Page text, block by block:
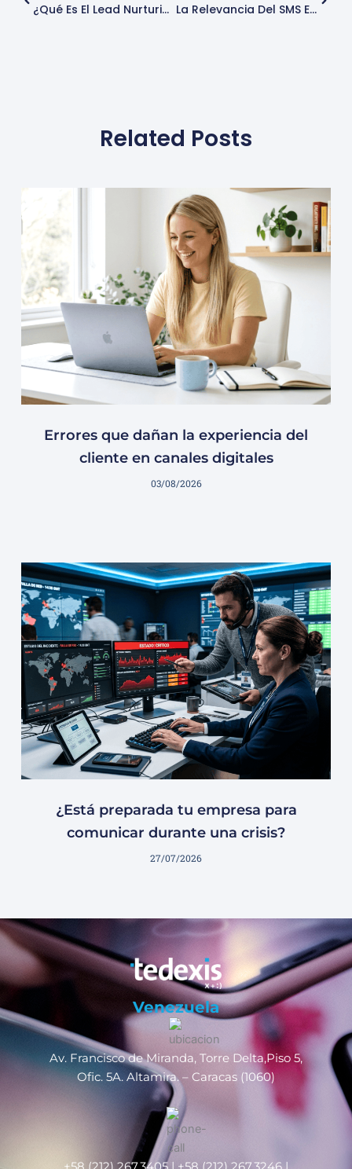
¿Qué Es El Lead Nurturing?
La Relevancia Del SMS En La Era De La IA
Related Posts
Errores que dañan la experiencia del
cliente en canales digitales
03/08/2026
¿Está preparada tu empresa para
comunicar durante una crisis?
27/07/2026
Venezuela
Av. Francisco de Miranda, Torre Delta,Piso 5,
Ofic. 5A. Altamira. – Caracas (1060)